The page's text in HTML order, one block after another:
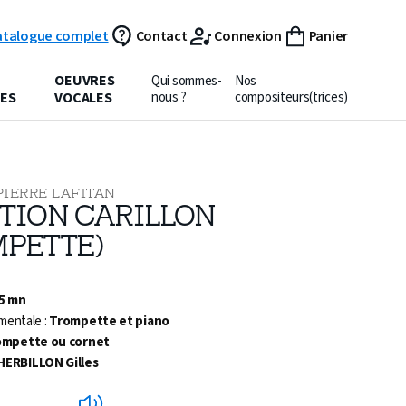
complet Contact Connexion Panier
OEUVRES
VOCALES
Qui sommes-
nous ?
Nos
compositeurs(trices)
LAFITAN
CARILLON
mn
:Trompette et piano
ou cornet
Gilles